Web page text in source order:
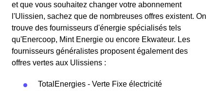
et que vous souhaitez changer votre abonnement
l'Ulissien, sachez que de nombreuses offres existent. On
trouve des fournisseurs d'énergie spécialisés tels
qu'Enercoop, Mint Energie ou encore Ekwateur. Les
fournisseurs généralistes proposent également des
offres vertes aux Ulissiens :
TotalEnergies - Verte Fixe électricité